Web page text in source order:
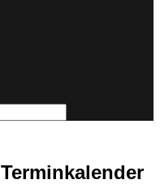
Terminkalender